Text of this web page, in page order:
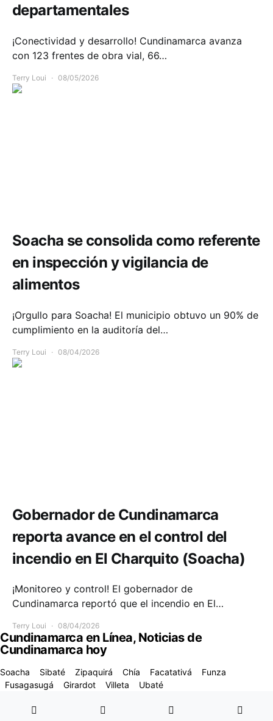
departamentales
¡Conectividad y desarrollo! Cundinamarca avanza
con 123 frentes de obra vial, 66…
Terry Loui 08/05/2026
Soacha se consolida como referente
en inspección y vigilancia de
alimentos
¡Orgullo para Soacha! El municipio obtuvo un 90% de
cumplimiento en la auditoría del…
Terry Loui 08/04/2026
Gobernador de Cundinamarca
reporta avance en el control del
incendio en El Charquito (Soacha)
¡Monitoreo y control! El gobernador de
Cundinamarca reportó que el incendio en El…
Terry Loui 08/04/2026
Cundinamarca en Línea, Noticias de
Cundinamarca hoy
Soacha Sibaté Zipaquirá Chía Facatativá
Funza
Fusagasugá
Girardot Villeta Ubaté